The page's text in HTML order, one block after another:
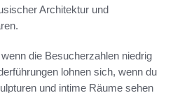
Architektur und
die Besucherzahlen niedrig
lohnen sich, wenn du
und intime Räume sehen